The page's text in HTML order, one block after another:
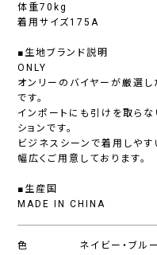
体重70kg
着用サイズ175A
■生地ブランド説明
ONLY
オンリーのバイヤーが厳選し
です。
インポートにも引けを取ら
ションです。
ビジネスシーンで着用しや
幅広くご用意しております。
■生産国
MADE IN CHINA
色 ネイビー・ブル